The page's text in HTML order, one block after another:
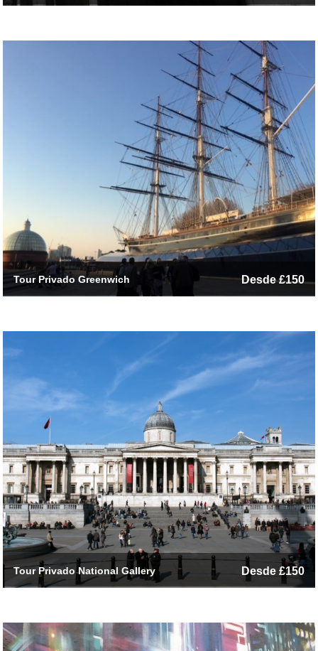
Tour Privado Greenwich Desde £150
Tour Privado National Gallery Desde £150